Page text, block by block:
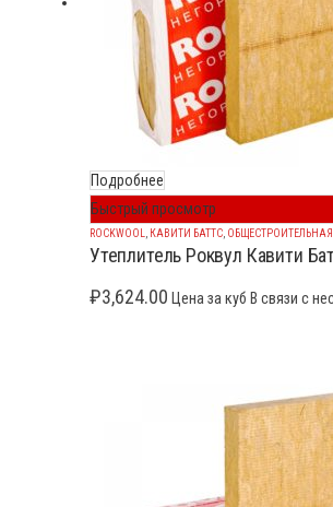
Подробнее
Быстрый просмотр
ROCKWOOL, КАВИТИ БАТТС,
Утеплитель Роквул Кавити
₽3,624.00 Цена за куб В связи с